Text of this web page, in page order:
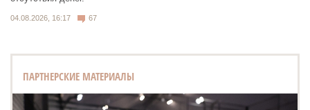
04.08.2026, 16:17 67
ПАРТНЕРСКИЕ МАТЕРИАЛЫ